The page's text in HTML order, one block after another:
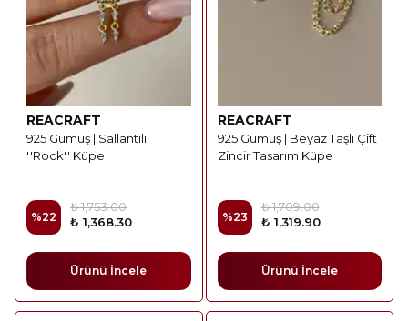
REACRAFT
925 Gümüş | Sallantılı
''Rock'' Küpe
%22
₺ 1,753.00
₺ 1,368.30
Ürünü İncele
REACRAFT
925 Gümüş | Beyaz Taşlı Çift
Zincir Tasarım Küpe
%23
₺ 1,709.00
₺ 1,319.90
Ürünü İncele